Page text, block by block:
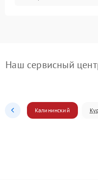
Наш сервисный
Калининский